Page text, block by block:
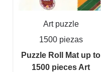
Art puzzle
1500 piezas
Puzzle Roll Mat up to
1500 pieces Art